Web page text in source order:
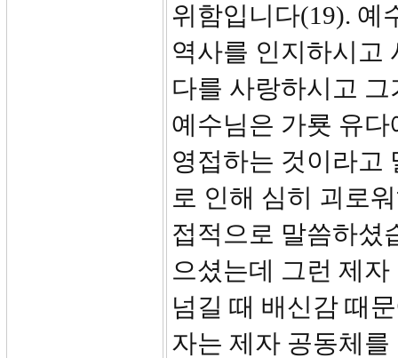
위함입니다(19). 예
역사를 인지하시고
다를 사랑하시고
예수님은 가룟 유
영접하는 것이라고
로 인해 심히 괴로
접적으로 말씀하셨
으셨는데 그런 제
넘길 때 배신감 때
자는 제자 공동체